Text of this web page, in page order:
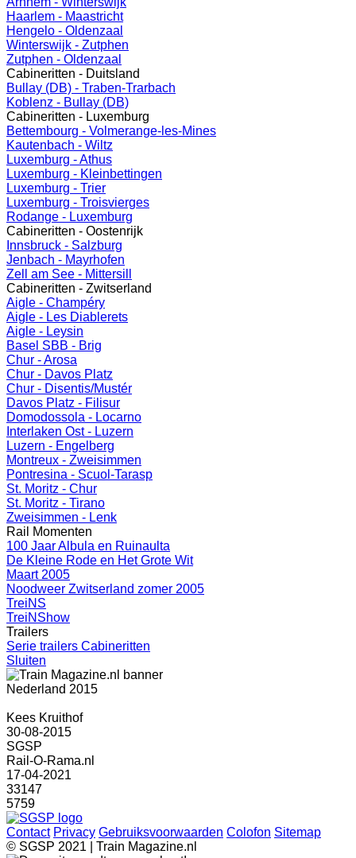
Haarlem - Maastricht
Hengelo - Oldenzaal
Winterswijk - Zutphen
Zutphen - Oldenzaal
Cabineritten - Duitsland
Bullay (DB) - Traben-Trarbach
Koblenz - Bullay (DB)
Cabineritten - Luxemburg
Bettembourg - Volmerange-les-Mines
Kautenbach - Wiltz
Luxemburg - Athus
Luxemburg - Kleinbettingen
Luxemburg - Trier
Luxemburg - Troisvierges
Rodange - Luxemburg
Cabineritten - Oostenrijk
Innsbruck - Salzburg
Jenbach - Mayrhofen
Zell am See - Mittersill
Cabineritten - Zwitserland
Aigle - Champéry
Aigle - Les Diablerets
Aigle - Leysin
Basel SBB - Brig
Chur - Arosa
Chur - Davos Platz
Chur - Disentis/Mustér
Davos Platz - Filisur
Domodossola - Locarno
Interlaken Ost - Luzern
Luzern - Engelberg
Montreux - Zweisimmen
Pontresina - Scuol-Tarasp
St. Moritz - Chur
St. Moritz - Tirano
Zweisimmen - Lenk
Rail Momenten
100 Jaar Albula en Ruinaulta
De Kleine Rode en Het Grote Wit
Maart 2005
Noodweer Zwitserland zomer 2005
TreiNS
TreiNShow
Trailers
Serie trailers Cabineritten
Sluiten
Nederland 2015
Kees Kruithof
30-08-2015
SGSP
Rail-O-Rama.nl
17-04-2021
33147
5759
Contact Privacy Gebruiksvoorwaarden Colofon Sitemap
© SGSP 2021 | Train Magazine.nl